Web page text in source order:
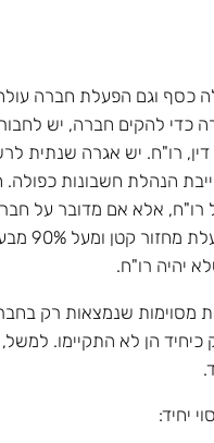
כסף וגם הפעלת חברה
כדי להקים חברה, יש
דין, רו"ח. יש אגרה שנתית
הנהלת חשבונות כפולה.
רו"ח, אלא אם מדובר על
פעילה, או חברה בעלת מחזור
יהיה רו"ח.
מסוימות שנמצאות רק
הן לא התקיימו. למשל,
יחיד: